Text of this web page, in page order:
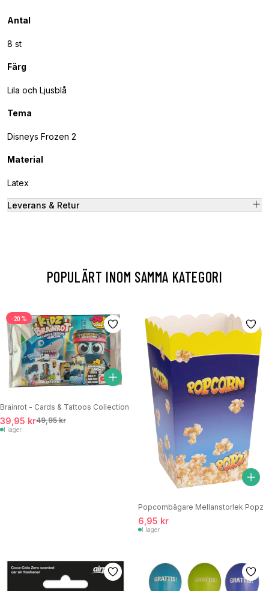
Antal
8 st
Färg
Lila och Ljusblå
Tema
Disneys Frozen 2
Material
Latex
Leverans & Retur
POPULÄRT INOM SAMMA KATEGORI
-20%
Brainrot - Cards & Tattoos Collection
39,95 kr49,95 kr
I lager
Popcornbägare Mellanstorlek Popz
6,95 kr
I lager